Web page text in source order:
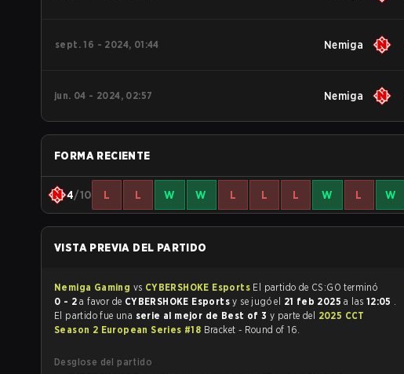
sept. 16 - 2024, 01:44 Nemiga
jun. 04 - 2024, 02:57 Nemiga
FORMA RECIENTE
4/10 L L W W L L L W L W
VISTA PREVIA DEL PARTIDO
Nemiga Gaming vs CYBERSHOKE Esports
El partido de CS:GO terminó
0 - 2 a favor de CYBERSHOKE Esportsy se jugó el 21 feb 2025a las 12:05 .
El partido fue una serie al mejor de Best of 3 y parte del 2025 CCT
Season 2 European Series #18 Bracket - Round of 16.
Desglose del partido